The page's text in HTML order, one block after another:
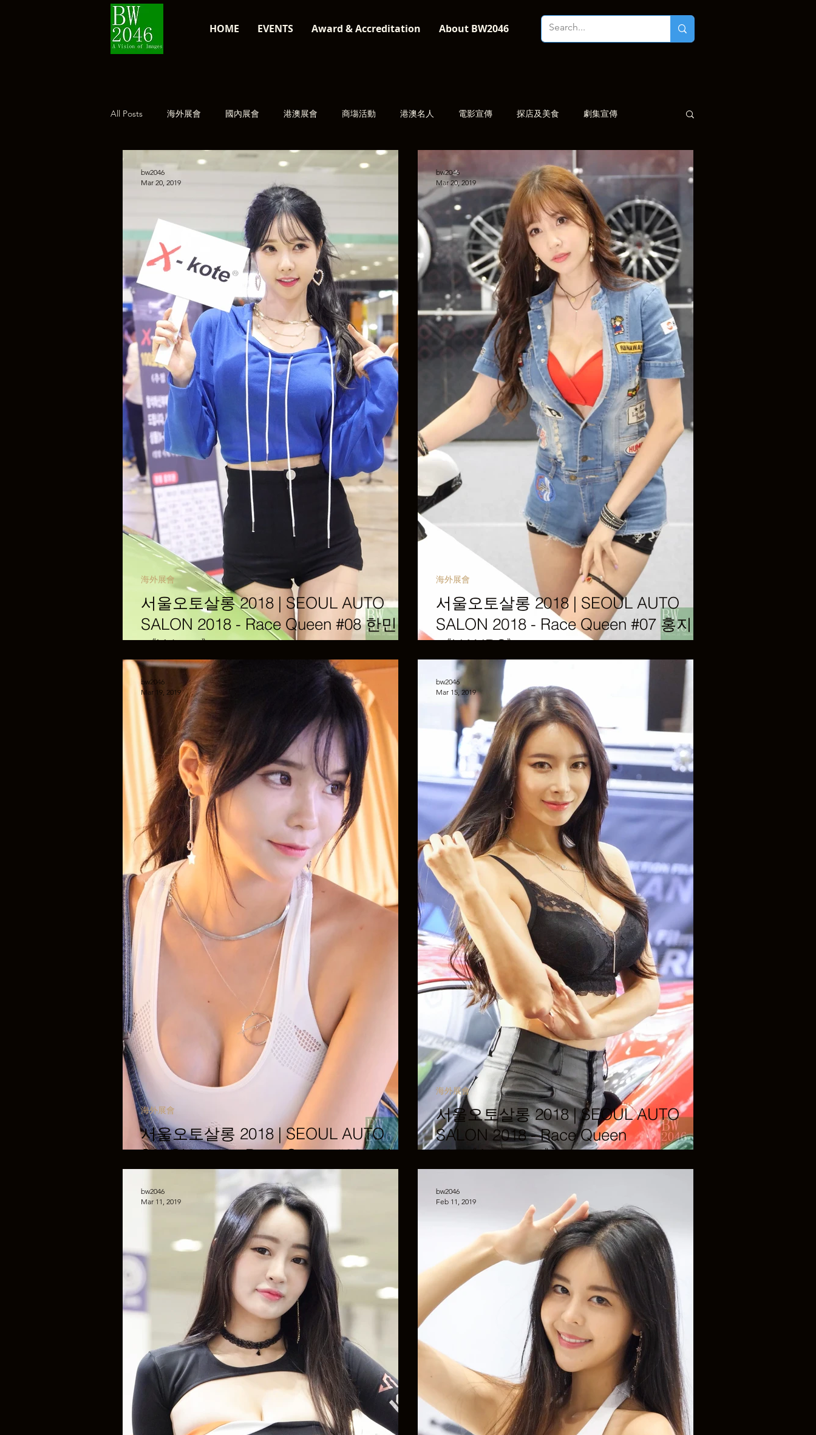
HOME EVENTS Award & Accreditation About BW2046
All Posts 海外展會 國內展會 港澳展會 商塲活動 港澳名人 電影宣傳 探店及美食 劇集宣傳
經典復刻 公告
서울오토살롱 2018 | SEOUL AUTO
SALON 2018 - Race Queen #08 한민영
《X-kote》
海外展會
bw2046
Mar 20, 2019
서울오토살롱 2018 | SEOUL AUTO
SALON 2018 - Race Queen #07 홍지연
《HANDS》
海外展會
bw2046
Mar 20, 2019
서울오토살롱 2018 | SEOUL AUTO
SALON 2018 - Race Queen #06 이송빈
海外展會
bw2046
Mar 19, 2019
서울오토살롱 2018 | SEOUL AUTO
SALON 2018 - Race Queen
#05《Amateras》
海外展會
bw2046
Mar 15, 2019
bw2046
Mar 11, 2019
bw2046
Feb 11, 2019